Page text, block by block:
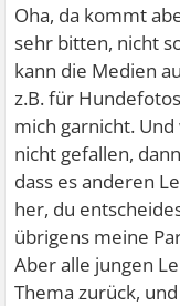
Oha, da kommt
sehr bitten, nicht
kann die Medien
z.B. für
mich garnicht.
nicht gefallen,
dass es anderen
her, du
übrigens meine
Aber alle jungen
Thema zurück,